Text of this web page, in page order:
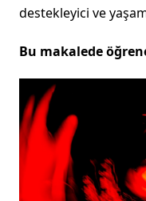
destekleyici ve
Bu makalede